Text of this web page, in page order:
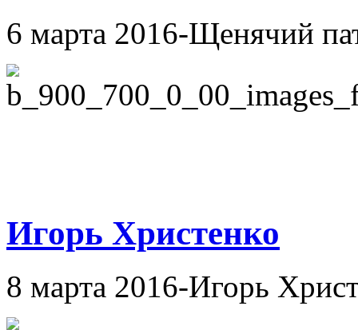
6 марта 2016-Щенячий
Игорь Христенко
8 марта 2016-Игорь